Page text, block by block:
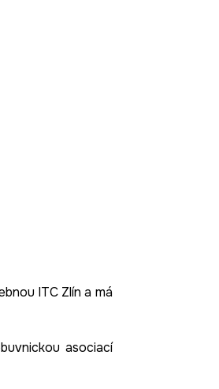
ITC Zlín a má
asociací